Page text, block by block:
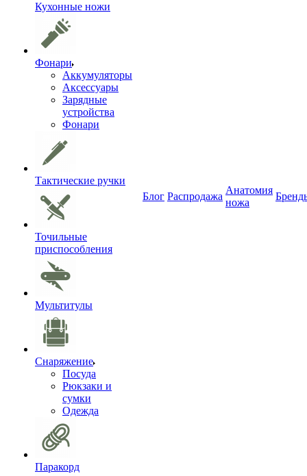
Кухонные ножи
Фонари
Аккумуляторы
Аксессуары
Зарядные
устройства
Фонари
Тактические ручки
Точильные
приспособления
Мультитулы
Снаряжение
Посуда
Рюкзаки и
сумки
Одежда
Паракорд
Блог Распродажа
Анатомия
ножа